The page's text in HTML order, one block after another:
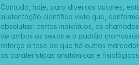
Contudo, hoje, para diversos autores,
sustentação científica visto que,
absolutas: certos indivíduos, os
de ambos os sexos e o padrão
reforça a tese de que há outros
as caraterísticas anatómicas e